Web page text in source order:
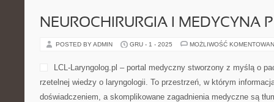
NEUROCHIRURGIA I MEDYCYNA
POSTED BY ADMIN GRU - 1 - 2025 MOŻLIWOŚĆ
LCL-Laryngolog.pl – portal medyczny stworzony z myślą o
rzetelnej wiedzy o laryngologii. To przestrzeń, w którym
doświadczeniem, a skomplikowane zagadnienia medyczne są